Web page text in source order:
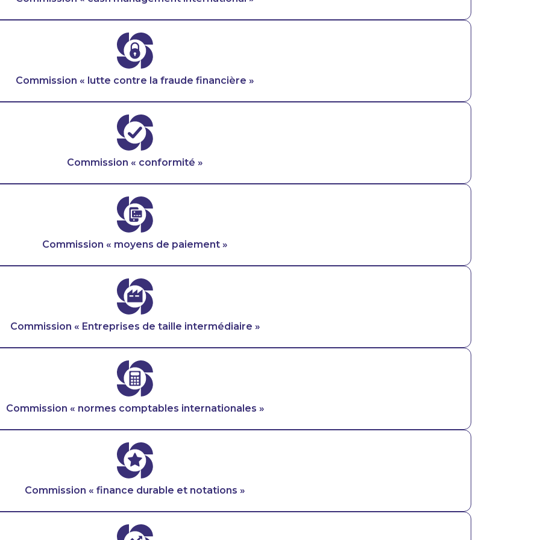
Commission « lutte contre la fraude financière »
Commission « conformité »
Commission « moyens de paiement »
Commission « Entreprises de taille intermédiaire »
Commission « normes comptables internationales »
Commission « finance durable et notations »